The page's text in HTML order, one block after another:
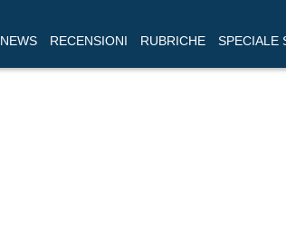
NEWS RECENSIONI RUBRICHE SPECIALE